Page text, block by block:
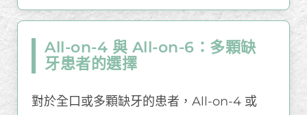
All-on-4 與 All-on-6：多顆缺
牙患者的選擇
對於全口或多顆缺牙的患者，All-on-4 或